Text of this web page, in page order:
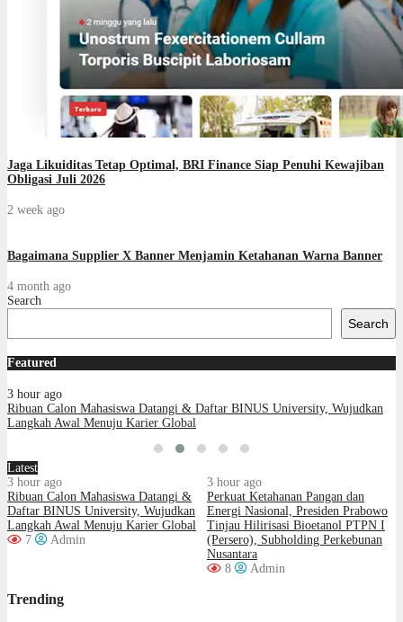
Jaga Likuiditas Tetap Optimal, BRI Finance Siap Penuhi Kewajiban
Obligasi Juli 2026
2 week ago
Bagaimana Supplier X Banner Menjamin Ketahanan Warna Banner
4 month ago
Search
Search
Featured
3 hour ago
Ribuan Calon Mahasiswa Datangi & Daftar BINUS University, Wujudkan
Langkah Awal Menuju Karier Global
Latest
3 hour ago
Ribuan Calon Mahasiswa Datangi &
Daftar BINUS University, Wujudkan
Langkah Awal Menuju Karier Global
7
Admin
3 hour ago
Perkuat Ketahanan Pangan dan
Energi Nasional, Presiden Prabowo
Tinjau Hilirisasi Bioetanol PTPN I
(Persero), Subholding Perkebunan
Nusantara
8
Admin
Trending